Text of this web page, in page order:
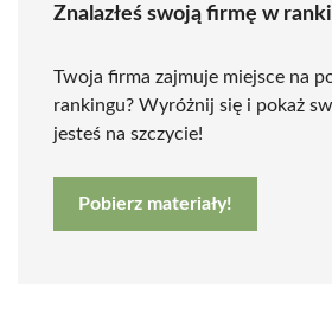
Znalazłeś swoją firmę w
Twoja firma zajmuje miejsce na
rankingu? Wyróżnij się i pokaż
jesteś na szczycie!
Pobierz materiały!